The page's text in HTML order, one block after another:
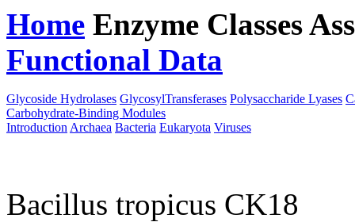
Home Enzyme Classes
Functional Data
Glycoside Hydrolases GlycosylTransferases Polysaccharide Lyases
Carbohydrate-Binding Modules
Introduction Archaea Bacteria Eukaryota Viruses
Bacillus tropicus CK18